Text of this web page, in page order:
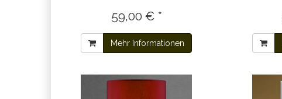
59,00 € *
Mehr Informationen